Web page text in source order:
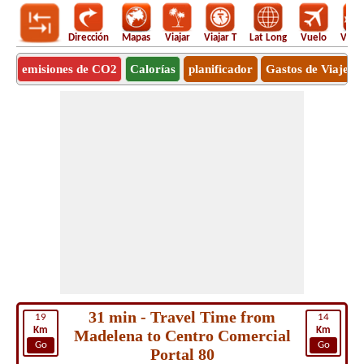
Dirección Mapas Viajar Viajar T Lat Long Vuelo
emisiones de CO2 Calorías planificador Gastos de Viaje
19
Km
Go
14
Km
Go
31 min - Travel Time from
Madelena to Centro Comercial
Portal 80